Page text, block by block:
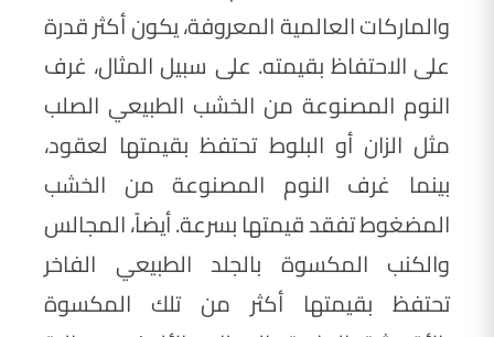
والماركات العالمية المعروفة، يكون أكثر قدرة
على الاحتفاظ بقيمته. على سبيل المثال، غرف
النوم المصنوعة من الخشب الطبيعي الصلب
مثل الزان أو البلوط تحتفظ بقيمتها لعقود،
بينما غرف النوم المصنوعة من الخشب
المضغوط تفقد قيمتها بسرعة. أيضاً، المجالس
والكنب المكسوة بالجلد الطبيعي الفاخر
تحتفظ بقيمتها أكثر من تلك المكسوة